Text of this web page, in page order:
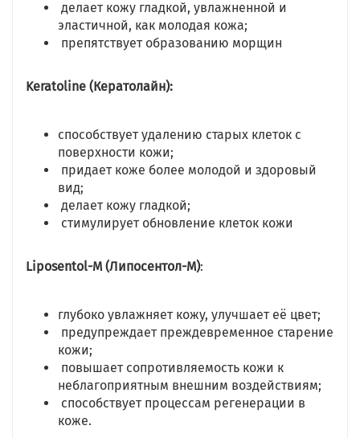
делает кожу гладкой, увлажненной и
эластичной, как молодая кожа;
препятствует образованию морщин
Keratoline (Кератолайн):
способствует удалению старых клеток с
поверхности кожи;
придает коже более молодой и здоровый
вид;
делает кожу гладкой;
стимулирует обновление клеток кожи
Liposentol-M (Липосентол-М):
глубоко увлажняет кожу, улучшает её цвет;
предупреждает преждевременное старение
кожи;
повышает сопротивляемость кожи к
неблагоприятным внешним воздействиям;
способствует процессам регенерации в
коже.